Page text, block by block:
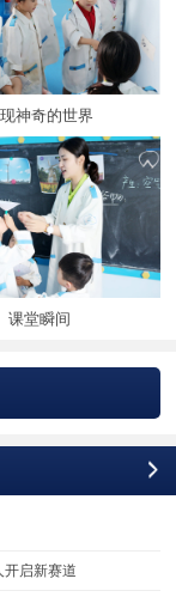
更
神奇的世界
课堂瞬间
开启新赛道